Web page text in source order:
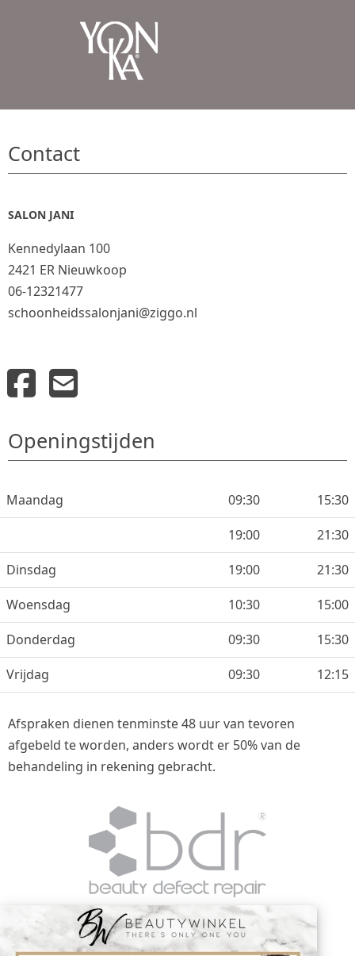
Contact
SALON JANI
Kennedylaan 100
2421 ER Nieuwkoop
06-12321477
schoonheidssalonjani@ziggo.nl
Openingstijden
Maandag 09:30
15:30
19:00
21:30
Dinsdag
19:00
21:30
Woensdag
10:30
15:00
Donderdag
09:30
15:30
Vrijdag
09:30 12:15
Afspraken dienen tenminste 48 uur van tevoren
afgebeld te worden, anders wordt er 50% van de
behandeling in rekening gebracht.